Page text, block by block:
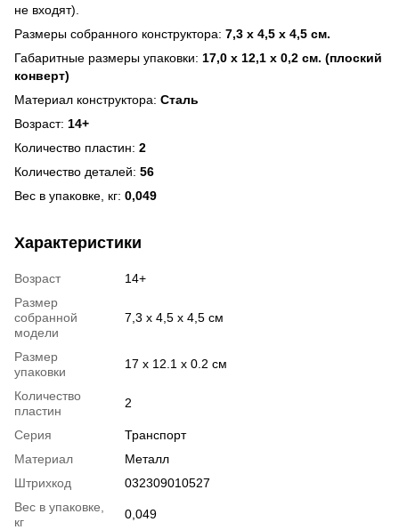
не входят).
Размеры собранного конструктора: 7,3 х 4,5 х 4,5 см.
Габаритные размеры упаковки: 17,0 х 12,1 х 0,2 см. (плоский
конверт)
Материал конструктора: Сталь
Возраст: 14+
Количество пластин: 2
Количество деталей: 56
Вес в упаковке, кг: 0,049
Характеристики
Возраст
14+
Размер
собранной
модели
7,3 х 4,5 х 4,5 см
Размер
упаковки
17 х 12.1 х 0.2 см
Количество
пластин
2
Серия
Транспорт
Материал
Металл
Штрихкод
032309010527
Вес в упаковке,
кг
0,049